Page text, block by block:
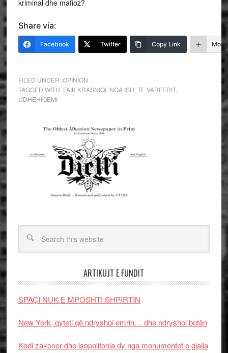
kriminal dhe mafioz?
Share via:
Facebook Twitter Copy Link More
FILED UNDER:OPINION
TAGGED WITH: FAIK KRASNIQI, NGA ISH TE VARFERIT,
UDHEHIQEMI
ARTIKUJT E FUNDIT
SPAÇI NUK E MPOSHTI SHPIRTIN
New York, qyteti që ndryshoi emrin… dhe ndryshoi botën
Kodi zakonor dhe isopolifonia dy nga monumentet e gjalla